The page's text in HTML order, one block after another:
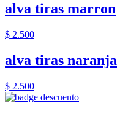
alva tiras marron
$ 2.500
alva tiras naranja
$ 2.500